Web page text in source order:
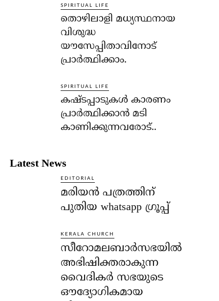
SPIRITUAL LIFE
തൊഴിലാളി മധ്യസ്ഥനായ
വിശുദ്ധ
യൗസേപ്പിതാവിനോട്
പ്രാര്‍ത്ഥിക്കാം.
SPIRITUAL LIFE
കഷ്ടപ്പാടുകള്‍ കാരണം
പ്രാര്‍ത്ഥിക്കാന്‍ മടി
കാണിക്കുന്നവരോട്..
Latest News
EDITORIAL
മരിയൻ പത്രത്തിന്
പുതിയ whatsapp ഗ്രൂപ്പ്
KERALA CHURCH
സീറോമലബാർസഭയിൽ
അഭിഷിക്തരാകുന്ന
വൈദികർ സഭയുടെ
ഔദ്യോഗികമായ